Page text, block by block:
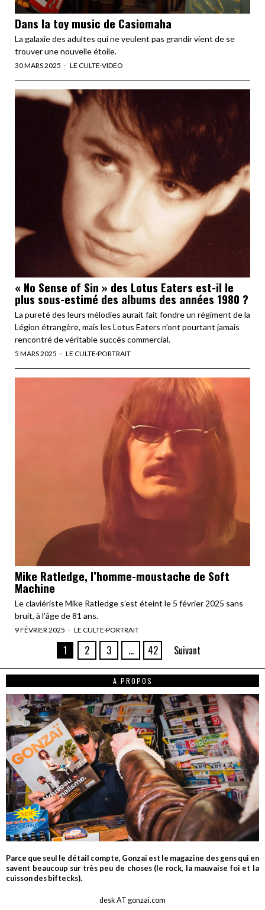
Dans la toy music de Casiomaha
La galaxie des adultes qui ne veulent pas grandir vient de se
trouver une nouvelle étoile.
30 MARS 2025 LE CULTE·VIDEO
« No Sense of Sin » des Lotus Eaters est-il le
plus sous-estimé des albums des années 1980 ?
La pureté des leurs mélodies aurait fait fondre un régiment de la
Légion étrangère, mais les Lotus Eaters n’ont pourtant jamais
rencontré de véritable succès commercial.
5 MARS 2025 LE CULTE·PORTRAIT
Mike Ratledge, l’homme-moustache de Soft
Machine
Le claviériste Mike Ratledge s’est éteint le 5 février 2025 sans
bruit, à l’âge de 81 ans.
9 FÉVRIER 2025 LE CULTE·PORTRAIT
1 2 3 … 42 Suivant
A PROPOS
Parce que seul le détail compte, Gonzaï est le magazine des gens qui en
savent beaucoup sur très peu de choses (le rock, la mauvaise foi et la
cuisson des biftecks).
desk AT gonzai.com